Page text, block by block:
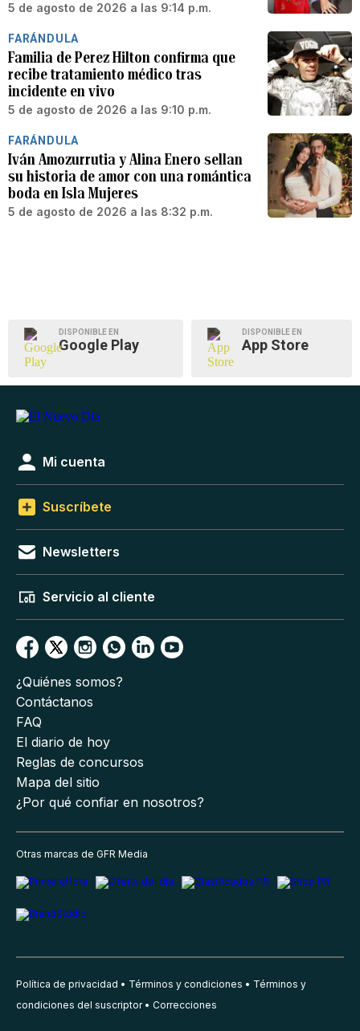
5 de agosto de 2026 a las 9:14 p.m.
FARÁNDULA
Familia de Perez Hilton confirma que
recibe tratamiento médico tras
incidente en vivo
5 de agosto de 2026 a las 9:10 p.m.
FARÁNDULA
Iván Amozurrutia y Alina Enero sellan
su historia de amor con una romántica
boda en Isla Mujeres
5 de agosto de 2026 a las 8:32 p.m.
DISPONIBLE EN
Google Play
DISPONIBLE EN
App Store
Mi cuenta
Suscríbete
Newsletters
Servicio al cliente
¿Quiénes somos?
Contáctanos
FAQ
El diario de hoy
Reglas de concursos
Mapa del sitio
¿Por qué confiar en nosotros?
Otras marcas de GFR Media
Política de privacidad Términos y condiciones
Términos y
condiciones del suscriptor
Correcciones